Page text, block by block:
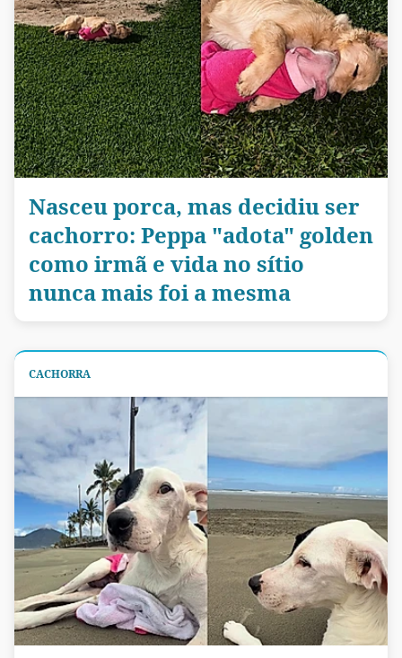
Nasceu porca, mas decidiu ser
cachorro: Peppa "adota" golden
como irmã e vida no sítio
nunca mais foi a mesma
CACHORRA